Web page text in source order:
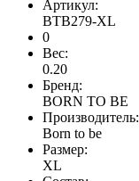
Артикул:
BTB279-XL
0
Вес:
0.20
Бренд:
BORN TO BE
Производитель:
Born to be
Размер:
XL